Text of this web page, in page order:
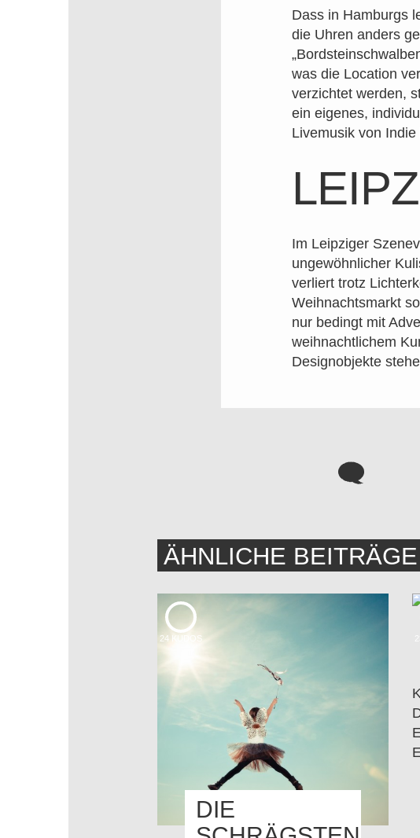
Dass in Hamburgs
die Uhren anders
was die Location
verzichtet werden,
ein eigenes,
Livemusik von Indie
Im Leipziger
ungewöhnlicher
verliert trotz
Weihnachtsmarkt
nur bedingt mit
weihnachtlichem
Designobjekte
ÄHNLICHE BEITRÄGE
24 KUDOS
DIE